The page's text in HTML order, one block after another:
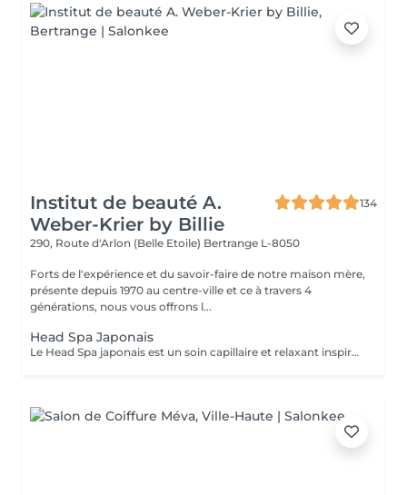
Institut de beauté A.
Weber-Krier by Billie
134
290, Route d'Arlon (Belle Etoile) Bertrange L-8050
Forts de l'expérience et du savoir-faire de notre maison mère,
présente depuis 1970 au centre-ville et ce à travers 4
générations, nous vous offrons l...
Head Spa Japonais
Le Head Spa japonais est un soin capillaire et relaxant inspiré des rituels de bien-être japonais. Alliant techniques de massage du cuir chevelu, soins purifiants et hydratants, il cible à la fois la santé des cheveux et l'apaisement de l'esprit. Grâce à des mouvements précis et à des produits naturels, ce rituel libère les tensions, améliore la circulation sanguine et stimule la croissance capillaire. Idéal pour ceux qui recherchent un moment de détente profonde et des cheveux revitalisés, le Head Spa japonais apporte fraîcheur, équilibre et éclat des racines aux pointes.